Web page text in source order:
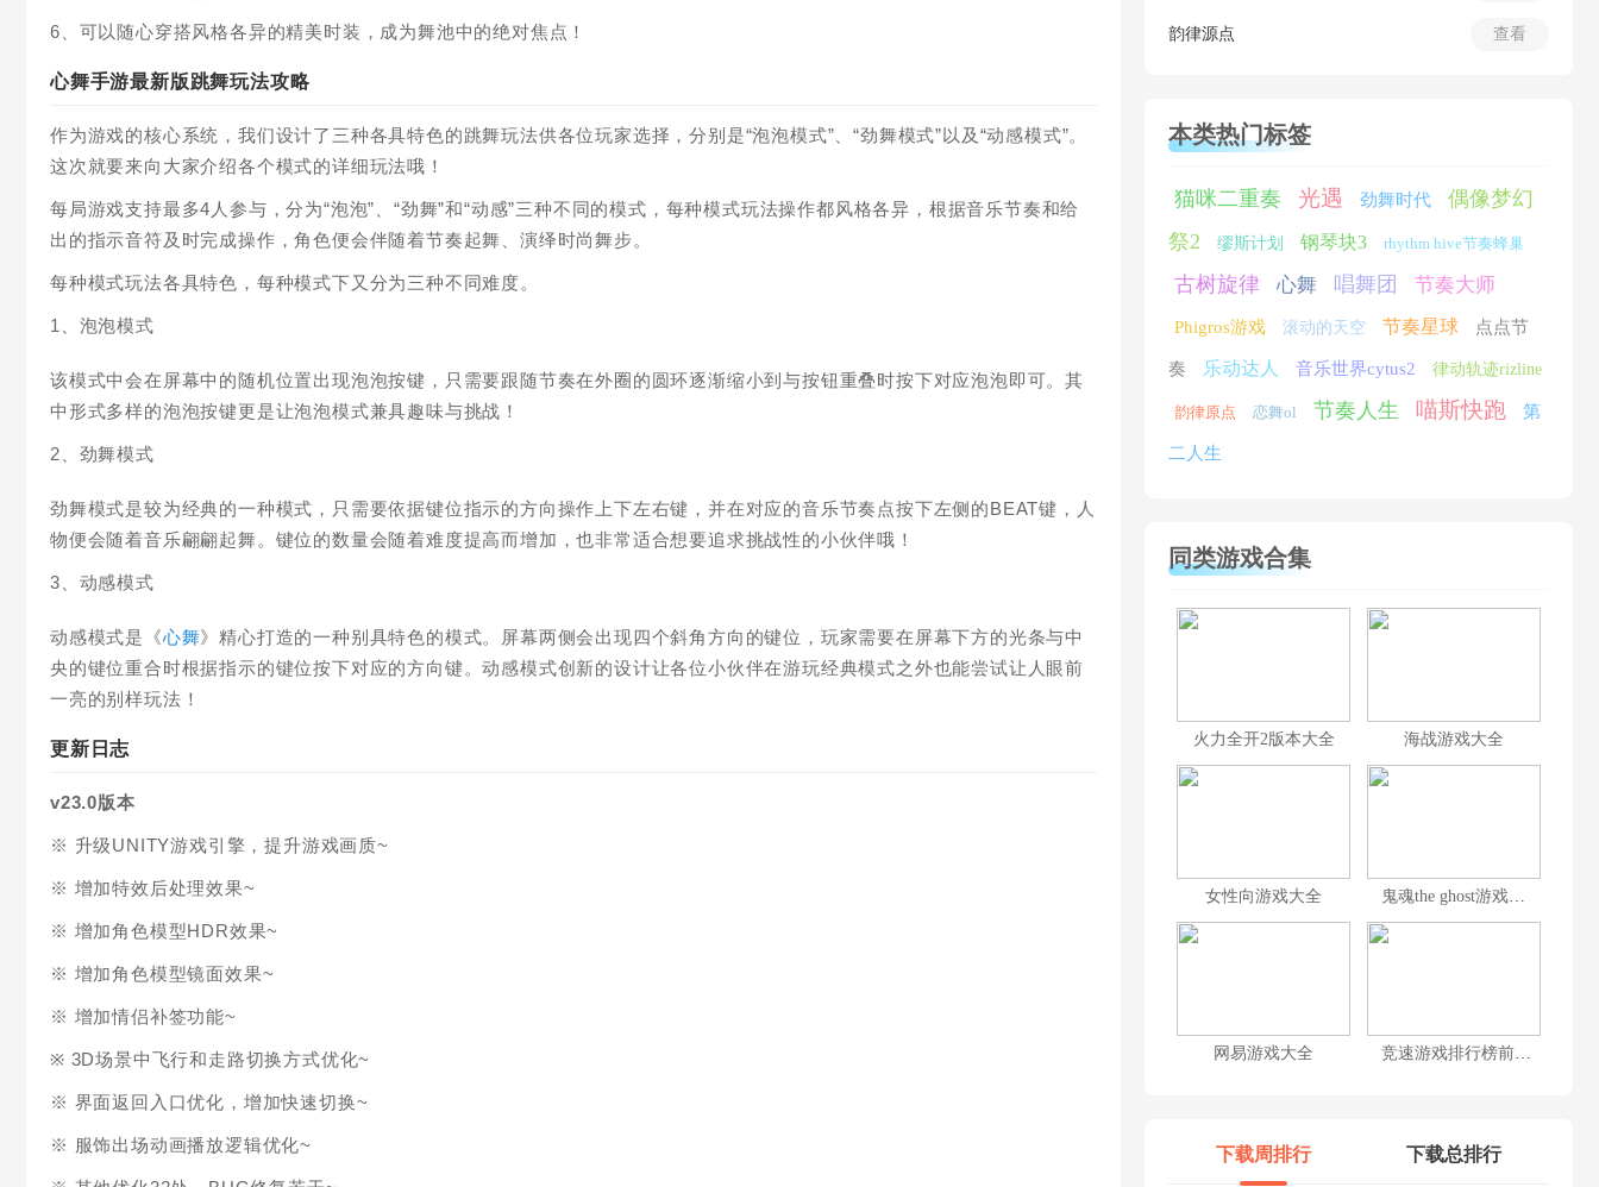
6、可以随心穿搭风格各异的精美时装，成为舞池中的绝对焦点！
心舞手游最新版跳舞玩法攻略
作为游戏的核心系统，我们设计了三种各具特色的跳舞玩法供各位玩家选择，分别是“泡泡模式”、“劲舞模式”以及“动感模式”。
这次就要来向大家介绍各个模式的详细玩法哦！
每局游戏支持最多4人参与，分为“泡泡”、“劲舞”和“动感”三种不同的模式，每种模式玩法操作都风格各异，根据音乐节奏和给
出的指示音符及时完成操作，角色便会伴随着节奏起舞、演绎时尚舞步。
每种模式玩法各具特色，每种模式下又分为三种不同难度。
1、泡泡模式
该模式中会在屏幕中的随机位置出现泡泡按键，只需要跟随节奏在外圈的圆环逐渐缩小到与按钮重叠时按下对应泡泡即可。其
中形式多样的泡泡按键更是让泡泡模式兼具趣味与挑战！
2、劲舞模式
劲舞模式是较为经典的一种模式，只需要依据键位指示的方向操作上下左右键，并在对应的音乐节奏点按下左侧的BEAT键，人
物便会随着音乐翩翩起舞。键位的数量会随着难度提高而增加，也非常适合想要追求挑战性的小伙伴哦！
3、动感模式
动感模式是《心舞》精心打造的一种别具特色的模式。屏幕两侧会出现四个斜角方向的键位，玩家需要在屏幕下方的光条与中
央的键位重合时根据指示的键位按下对应的方向键。动感模式创新的设计让各位小伙伴在游玩经典模式之外也能尝试让人眼前
一亮的别样玩法！
更新日志
v23.0版本
※ 升级UNITY游戏引擎，提升游戏画质~
※ 增加特效后处理效果~
※ 增加角色模型HDR效果~
※ 增加角色模型镜面效果~
※ 增加情侣补签功能~
※ 3D场景中飞行和走路切换方式优化~
※ 界面返回入口优化，增加快速切换~
※ 服饰出场动画播放逻辑优化~
查看
韵律源点
本类热门标签
猫咪二重奏 光遇 劲舞时代
偶像梦幻
祭2
缪斯计划 钢琴块3 rhythm hive节奏蜂巢
古树旋律 心舞 唱舞团 节奏大师
Phigros游戏 滚动的天空 节奏星球 点点节
奏 乐动达人 音乐世界cytus2 律动轨迹rizline
韵律原点 恋舞ol 节奏人生 喵斯快跑 第
二人生
同类游戏合集
火力全开2版本大全 海战游戏大全
女性向游戏大全 鬼魂the ghost游戏大全
网易游戏大全 竞速游戏排行榜前十名
下载周排行 下载总排行